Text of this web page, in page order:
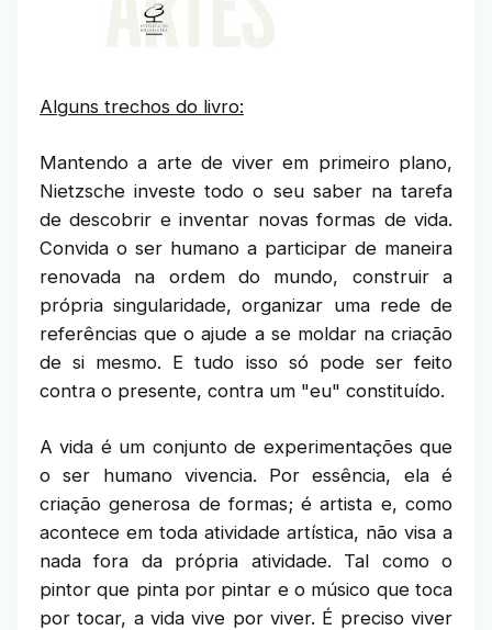
Alguns trechos do livro:
Mantendo a arte de viver em primeiro plano,
Nietzsche investe todo o seu saber na tarefa
de descobrir e inventar novas formas de vida.
Convida o ser humano a participar de maneira
renovada na ordem do mundo, construir a
própria singularidade, organizar uma rede de
referências que o ajude a se moldar na criação
de si mesmo. E tudo isso só pode ser feito
contra o presente, contra um "eu" constituído.
A vida é um conjunto de experimentações que
o ser humano vivencia. Por essência, ela é
criação generosa de formas; é artista e, como
acontece em toda atividade artística, não visa a
nada fora da própria atividade. Tal como o
pintor que pinta por pintar e o músico que toca
por tocar, a vida vive por viver. É preciso viver